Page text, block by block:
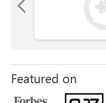
Featured on